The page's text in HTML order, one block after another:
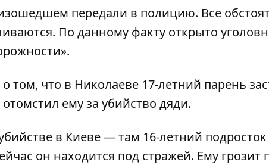
передали в полицию. Все
По данному факту открыто
том, что в Николаеве 17-летний парень
ему за убийство дяди.
в Киеве— там 16-летний
он находится под стражей. Ему грозит